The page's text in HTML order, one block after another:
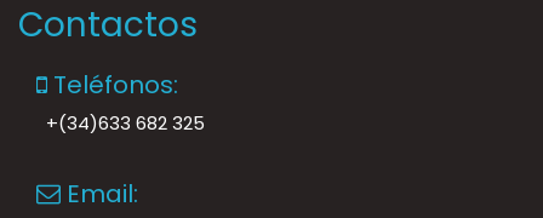
Contactos
Teléfonos:
+(34)633 682 325
Email: